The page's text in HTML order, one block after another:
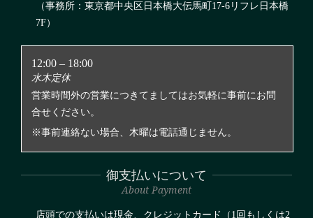
（事務所：東京都中央区日本橋大伝馬町17-6リフレ日本橋
7F）
12:00 – 18:00
水木定休
営業時間外の営業につきてましてはお気軽に事前にお問
合せください。
※事前連絡ない場合、木曜は電話通じません。
御支払いについて
About Payment
店頭での支払いは現金、クレジットカード（1回もしくは2